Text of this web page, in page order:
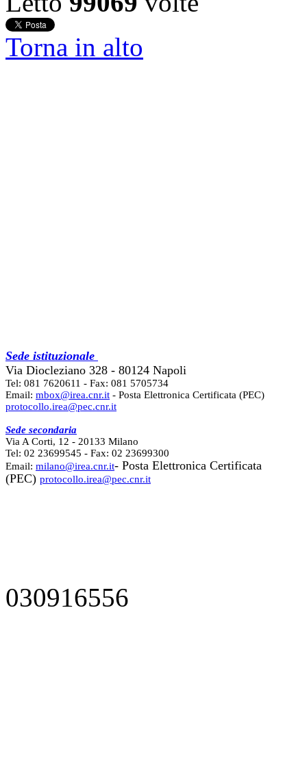
Torna in alto
Sede istituzionale
Via Diocleziano 328 - 80124 Napoli
Tel: 081 7620611 - Fax: 081 5705734
Email: mbox@irea.cnr.it - Posta Elettronica Certificata (PEC)
protocollo.irea@pec.cnr.it
Sede secondaria
Via A Corti, 12 - 20133 Milano
Tel: 02 23699545 - Fax: 02 23699300
Email: milano@irea.cnr.it- Posta Elettronica Certificata
(PEC) protocollo.irea@pec.cnr.it
030916556